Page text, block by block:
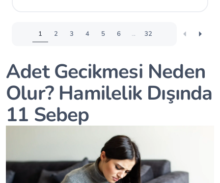
1 2 3 4 5 6 ... 32
Adet Gecikmesi Neden
Olur? Hamilelik Dışında
11 Sebep